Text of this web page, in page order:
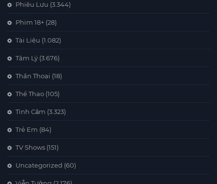
Phiêu Lưu (3.344)
Phim 18+ (28)
Tài Liệu (1.082)
Tâm Lý (3.676)
Thần Thoại (18)
Thể Thao (105)
Tình Cảm (3.323)
Trẻ Em (84)
TV Shows (151)
Uncategorized (60)